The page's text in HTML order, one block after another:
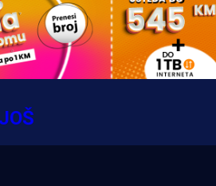
kvalifikacije za
i preuzmi